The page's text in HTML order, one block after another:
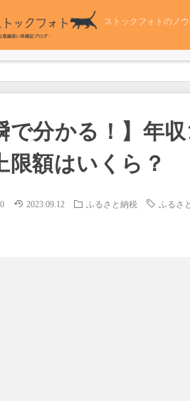
ストックフォトのノ
で分かる！】年
限額はいくら？
2023.09.12 ふるさと納税 ふるさ